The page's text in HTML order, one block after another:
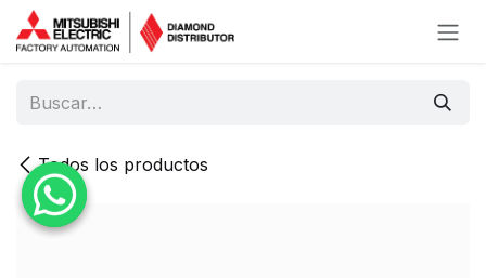
Ir al contenido
Todos los productos